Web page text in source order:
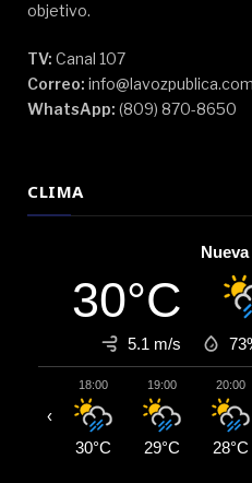
objetivo.
TV: Canal 107
Correo: info@lavozpublica.com
WhatsApp: (809) 870-8650
CLIMA
30°C
5.1 m/s
18:00
30°C
19:00
29°C
20:00
28°C
‹